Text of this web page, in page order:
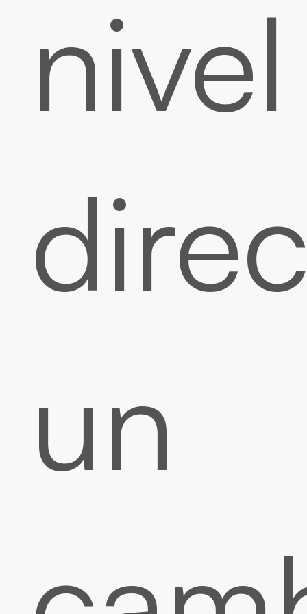
nivel
un